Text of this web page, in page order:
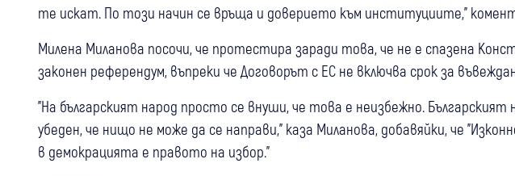
те искат. По този начин се връща и доверието към институциите,"
Милена Миланова посочи, че протестира заради това, че не е спазена
законен референдум, въпреки че Договорът с ЕС не включва срок за
"На българският народ просто се внуши, че това е неизбежно.
убеден, че нищо не може да се направи," каза Миланова, добавяйки, че
в демокрацията е правото на избор."